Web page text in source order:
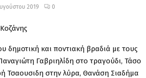
2019 0
δημοτική και ποντιακή βραδιά με τους
Γαβριηλίδη στο τραγούδι, Τάσο
Τσαουσιδη στην λύρα, Θανάση Σιαδήμα